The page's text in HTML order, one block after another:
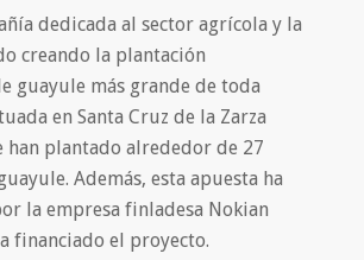
dedicada al sector agrícola y la
creando la plantación
guayule más grande de toda
en Santa Cruz de la Zarza
han plantado alrededor de 27
Además, esta apuesta ha
la empresa finladesa Nokian
financiado el proyecto.